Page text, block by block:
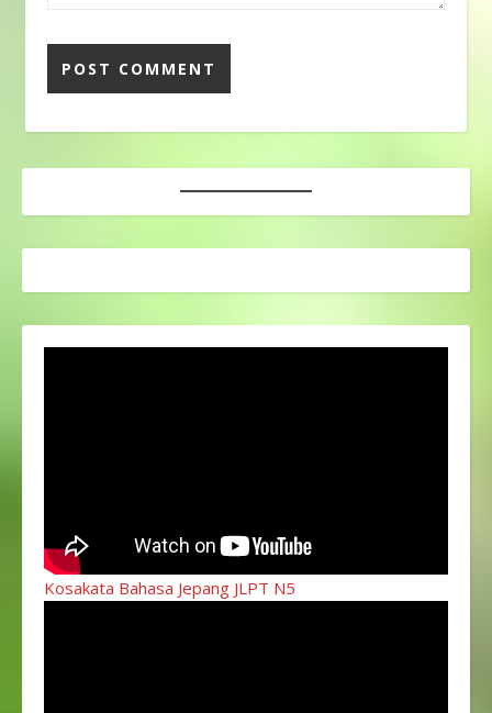
Kosakata Bahasa Jepang JLPT N5